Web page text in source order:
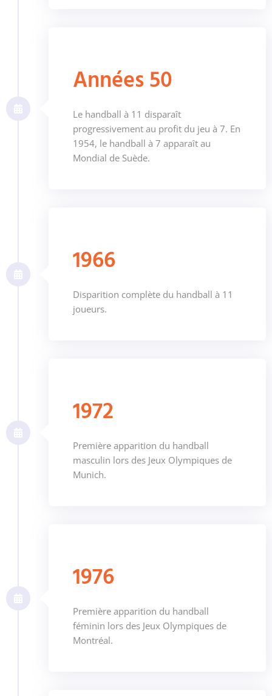
Années 50
Le handball à 11 disparaît
progressivement au profit du jeu à 7. En
1954, le handball à 7 apparaît au
Mondial de Suède.
1966
Disparition complète du handball à 11
joueurs.
1972
Première apparition du handball
masculin lors des Jeux Olympiques de
Munich.
1976
Première apparition du handball
féminin lors des Jeux Olympiques de
Montréal.